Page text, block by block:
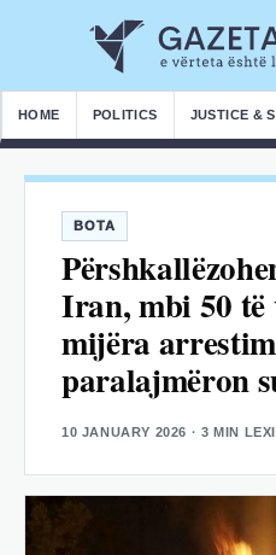
HOME POLITICS JUSTICE &
BOTA
Iran, mbi 50 të
mijëra
paralajmëron
10 JANUARY 2026 · 3 MIN